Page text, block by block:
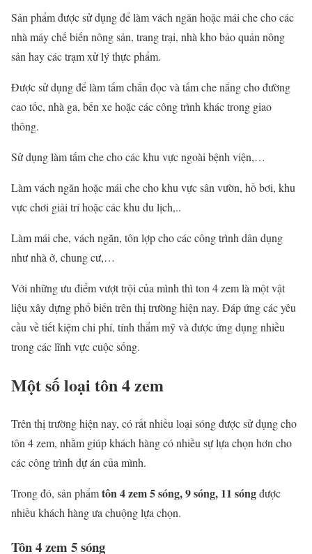
Sản phẩm được sử dụng để làm vách ngăn hoặc mái che cho các
nhà máy chế biến nông sản, trang trại, nhà kho bảo quản nông
sản hay các trạm xử lý thực phẩm.
Được sử dụng để làm tấm chắn đọc và tấm che nắng cho đường
cao tốc, nhà ga, bến xe hoặc các công trình khác trong giao
thông.
Sử dụng làm tấm che cho các khu vực ngoài bệnh viện,…
Làm vách ngăn hoặc mái che cho khu vực sân vườn, hồ bơi, khu
vực chơi giải trí hoặc các khu du lịch,..
Làm mái che, vách ngăn, tôn lợp cho các công trình dân dụng
như nhà ở, chung cư,…
Với những ưu điểm vượt trội của mình thì ton 4 zem là một vật
liệu xây dựng phổ biến trên thị trường hiện nay. Đáp ứng các yêu
cầu về tiết kiệm chi phí, tính thẩm mỹ và được ứng dụng nhiều
trong các lĩnh vực cuộc sống.
Một số loại tôn 4 zem
Trên thị trường hiện nay, có rất nhiều loại sóng được sử dụng cho
tôn 4 zem, nhằm giúp khách hàng có nhiều sự lựa chọn hơn cho
các công trình dự án của mình.
Trong đó, sản phẩmtôn 4 zem 5 sóng, 9 sóng, 11 sóngđược
nhiều khách hàng ưa chuộng lựa chọn.
Tôn 4 zem 5 sóng